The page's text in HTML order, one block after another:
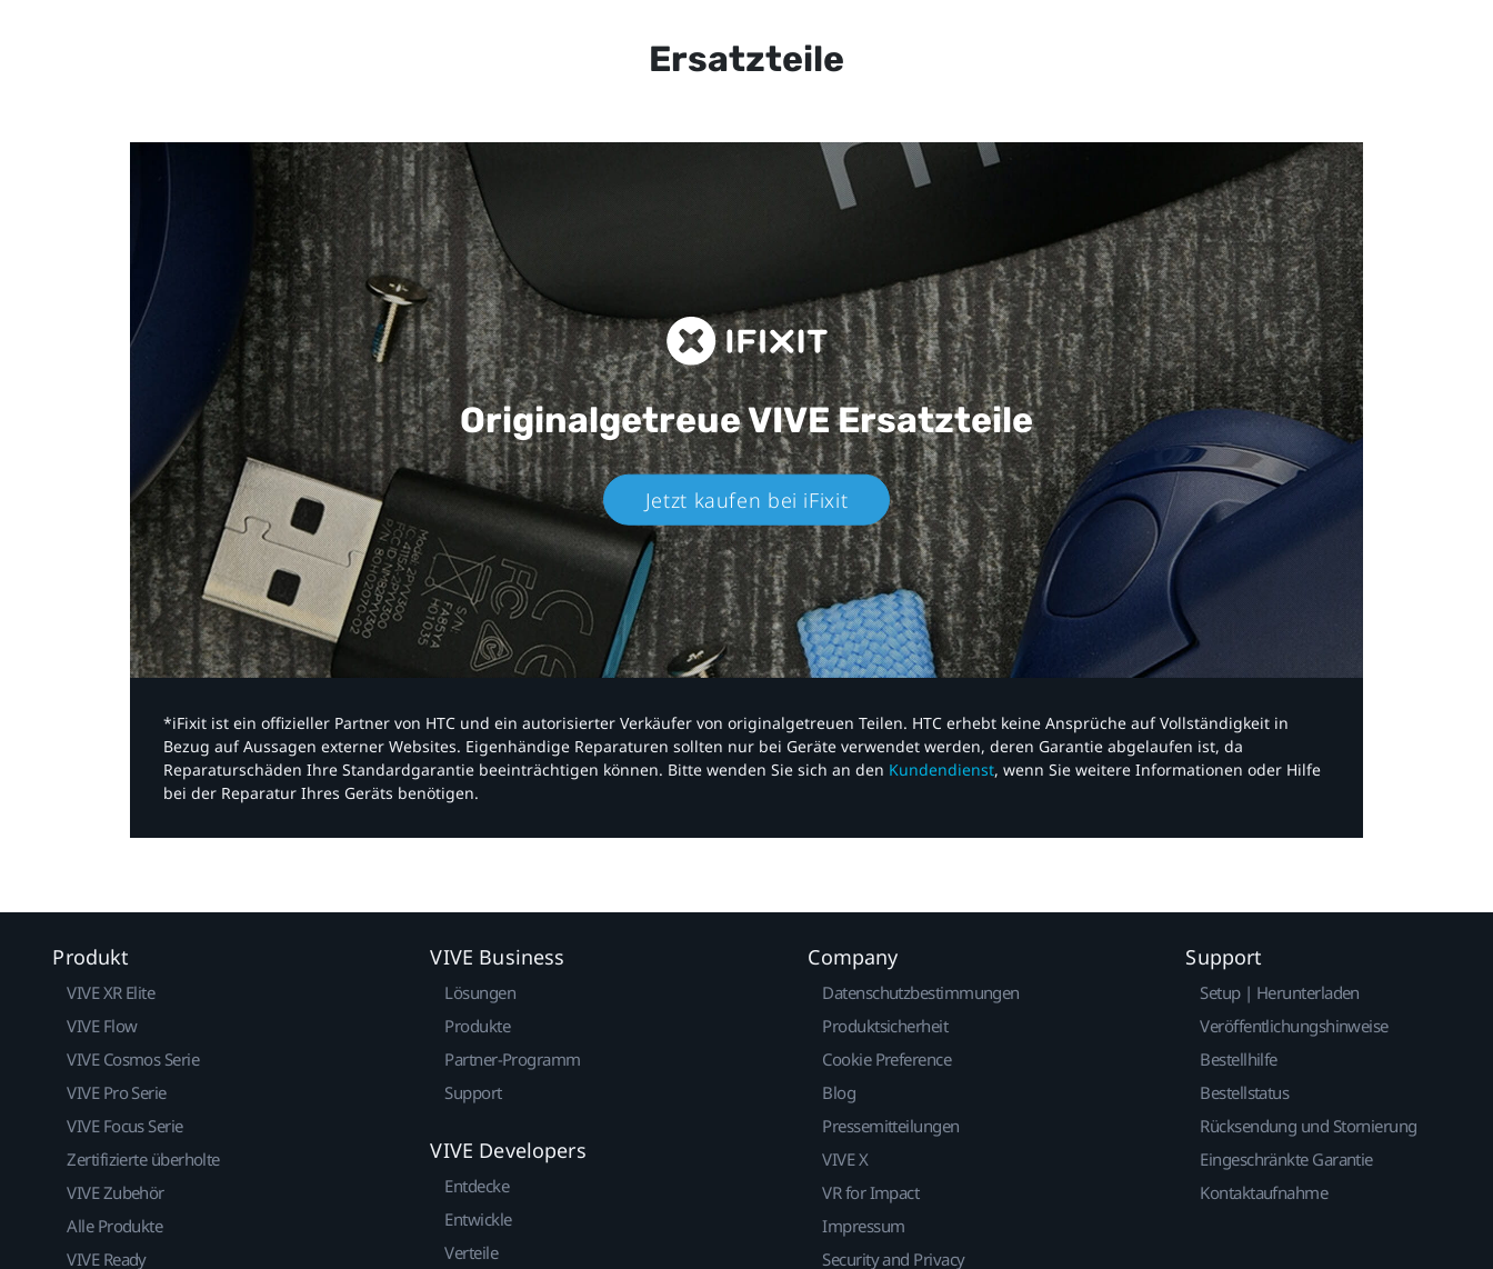
Ersatzteile
Originalgetreue VIVEErsatzteile
Jetzt kaufen bei iFixit​
*iFixit ist ein offizieller Partner von HTC und ein autorisierter Verkäufer von originalgetreuen Teilen. HTC erhebt keine Ansprüche auf Vollständigkeit in
Bezug auf Aussagen externer Websites. Eigenhändige Reparaturen sollten nur bei Geräte verwendet werden, deren Garantie abgelaufen ist, da
Reparaturschäden Ihre Standardgarantie beeinträchtigen können. Bitte wenden Sie sich an den Kundendienst, wenn Sie weitere Informationen oder Hilfe
bei der Reparatur Ihres Geräts benötigen.​
Produkt
VIVE XR Elite
VIVE Flow
VIVE Cosmos Serie
VIVE Pro Serie
VIVE Focus Serie
Zertifizierte überholte
VIVE Zubehör
Alle Produkte
VIVE Ready
VIVE Business
Lösungen
Produkte
Partner-Programm
Support
VIVE Developers
Entdecke
Entwickle
Verteile
Company
Datenschutzbestimmungen
Produktsicherheit
Cookie Preference
Blog
Pressemitteilungen
VIVE X
VR for Impact
Impressum
Security and Privacy
Support
Setup | Herunterladen
Veröffentlichungshinweise
Bestellhilfe
Bestellstatus
Rücksendung und Stornierung
Eingeschränkte Garantie
Kontaktaufnahme